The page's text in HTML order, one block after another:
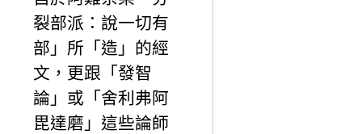
裂部派：說一切有
部」所「造」的經
文，更跟「發智
論」或「舍利弗阿
毘達磨」這些論師